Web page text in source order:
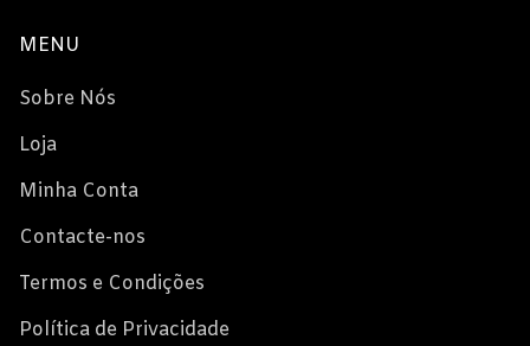
MENU
Sobre Nós
Loja
Minha Conta
Contacte-nos
Termos e Condições
Política de Privacidade